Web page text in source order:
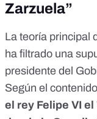
Zarzuela”
La teoría principal
ha filtrado una
presidente del
Según el
el rey Felipe VI